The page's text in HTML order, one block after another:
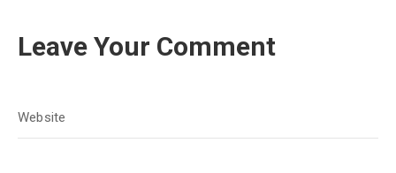
Leave Your Comment